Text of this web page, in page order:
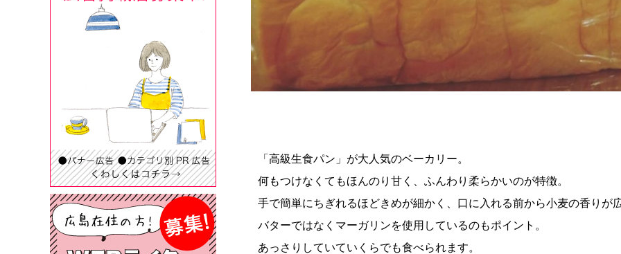
「高級生食パン」が大人気のベーカリー。
何もつけなくてもほんのり甘く、ふんわり柔らかいのが特徴。
手で簡単にちぎれるほどきめが細かく、口に入れる前から小麦の香りが
バターではなくマーガリンを使用しているのもポイント。
あっさりしていていくらでも食べられます。